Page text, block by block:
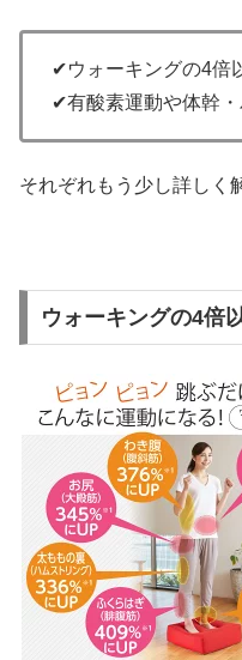
✔ウォーキングの4倍
✔有酸素運動や体幹
それぞれもう少し詳しく
ウォーキングの4倍